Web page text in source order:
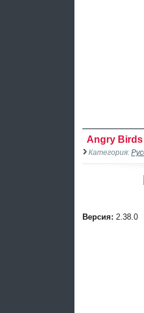
Angry
Категория:
Версия: 2.38.0